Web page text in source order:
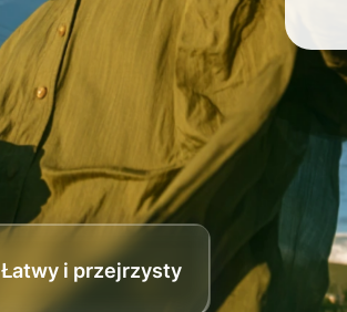
Łatwy i przejrzysty